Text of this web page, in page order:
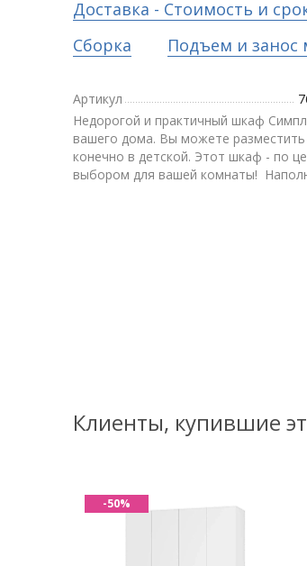
Доставка - Стоимость и
Сборка
Подъем и занос
Артикул
Недорогой и практичный шкаф
вашего дома. Вы можете разместить
конечно в детской. Этот шкаф - по
выбором для вашей комнаты!
Клиенты, купившие
-50%